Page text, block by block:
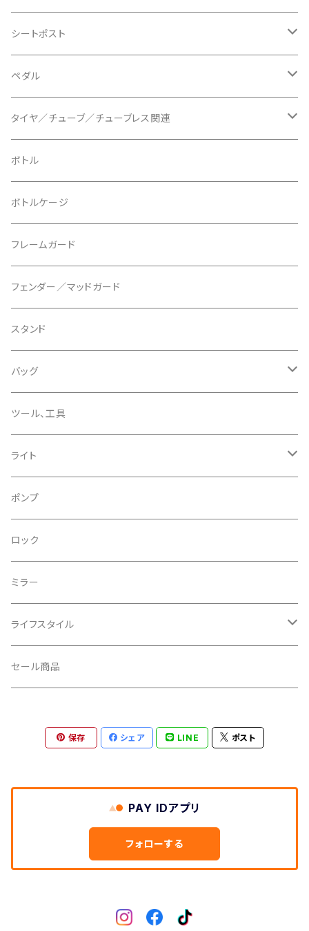
BLB/ビーエルビー
BLUEGRASS/ブルーグラス
BONTRAGER/ボントレガー
BURGTEC/バーグテック
BUSCH＋MULLER/ブッシュ＆ミュラー
CAMELBAK/キャメルバッグ
CERAMIC SPEED/セラミックスピード
CHRIS KING/クリスキング
CHROMAG/クロマグ
CHROME/クローム
CONTINENTAL/コンチネンタル
CRANE/クレーン
CRANKBROTHERS/クランクブラザーズ
CROSS SECTION/クロスセクション
CLIK/クリック
CUSH CORE/クッシュコア
DEFEET/デフィート
DIXNA/ディズナ
DKG/ディーケージー
チェーンガイド／キャッチャー
チェーンリング
ディスクブレーキ
ブレーキローター
ブレーキパッド
ディレーラーハンガー
トップキャップ
ベル
ボトムブラケット
リアディレーラー
チェーン
グリップカラー / バーエンドキャップ
シートポスト
ドロッパーポスト
シートクランプ
ペダル
ビンディングペダル
フラットペダル
クリート
タイヤ／チューブ／チューブレス関連
700c
29" / 27.5"
〜26"
タイヤインサート
リムテープ
チューブレスバルブ/ バルブキャップ
シーラント
ボトル
ボトルケージ
フレームガード
フェンダー／マッドガード
スタンド
バッグ
サドルバッグ
サコッシュ
バックパック
フレームバッグ
輪行袋
輪行小物
バイクカバー
その他
ツール、工具
ライト
フロントライト
テールライト
ポンプ
ロック
ミラー
ライフスタイル
キャップ
アクセサリー
セール商品
保存 シェア LINE ポスト
PAY IDアプリ
フォローする